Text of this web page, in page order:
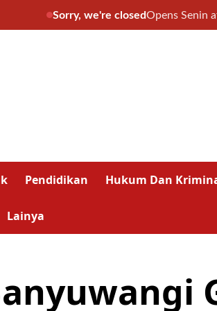
Sorry, we're closedOpens Senin
Pendidikan Hukum Dan
Lainya